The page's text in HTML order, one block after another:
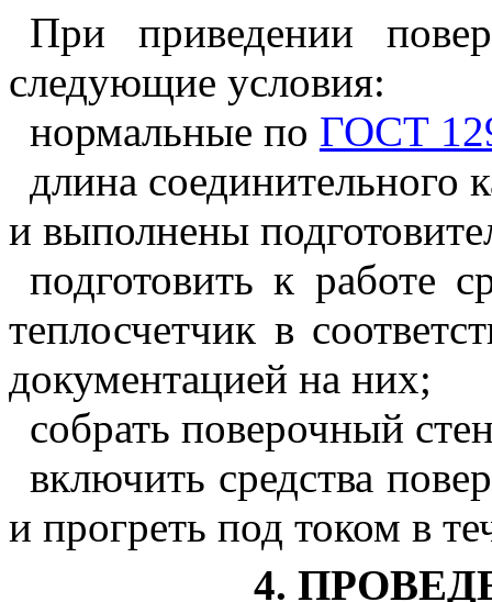
При приведении
следующие условия:
нормальные по ГОСТ
длина соединительного
и выполнены
подготовить к работе
теплосчетчик в
документацией на них;
собрать поверочный
включить средства
и прогреть под током в
4.